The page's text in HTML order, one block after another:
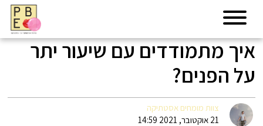
איך מתמודדים עם שיעור יתר
על הפנים?
צוות מומחים אסטתיקה
21 אוקטובר, 2021 14:59